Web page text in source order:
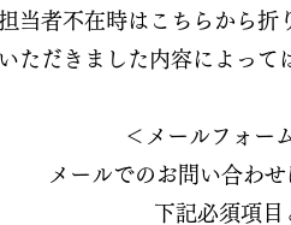
当者不在時はこちらから折
ただきました内容によって
＜メールフォー
メールでのお問い合わ
となってお